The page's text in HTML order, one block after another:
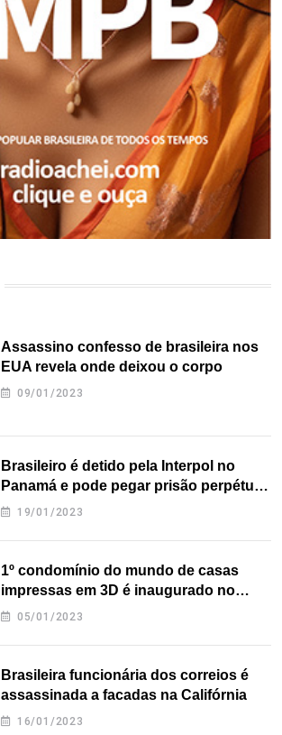
Assassino confesso de brasileira nos
EUA revela onde deixou o corpo
09/01/2023
Brasileiro é detido pela Interpol no
Panamá e pode pegar prisão perpétua
nos EUA
19/01/2023
1º condomínio do mundo de casas
impressas em 3D é inaugurado no
Texas
05/01/2023
Brasileira funcionária dos correios é
assassinada a facadas na Califórnia
16/01/2023